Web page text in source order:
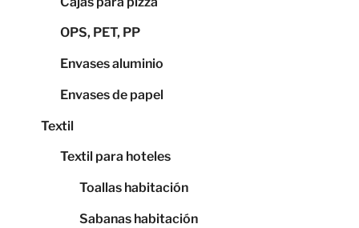
OPS, PET, PP
Envases aluminio
Envases de papel
Textil
Textil para hoteles
Toallas habitación
Sabanas habitación